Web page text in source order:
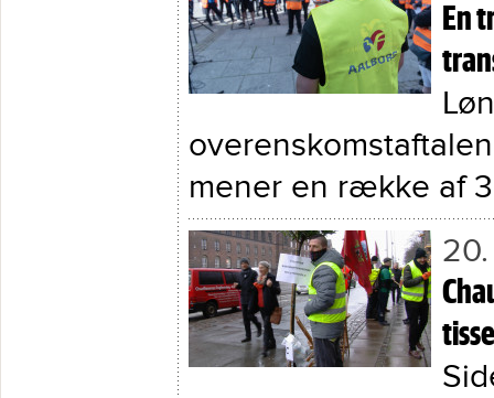
En
mener en række af